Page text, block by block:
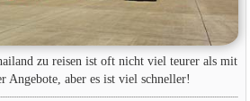
zu reisen ist oft nicht viel teurer als mit
Angebote, aber es ist viel schneller!